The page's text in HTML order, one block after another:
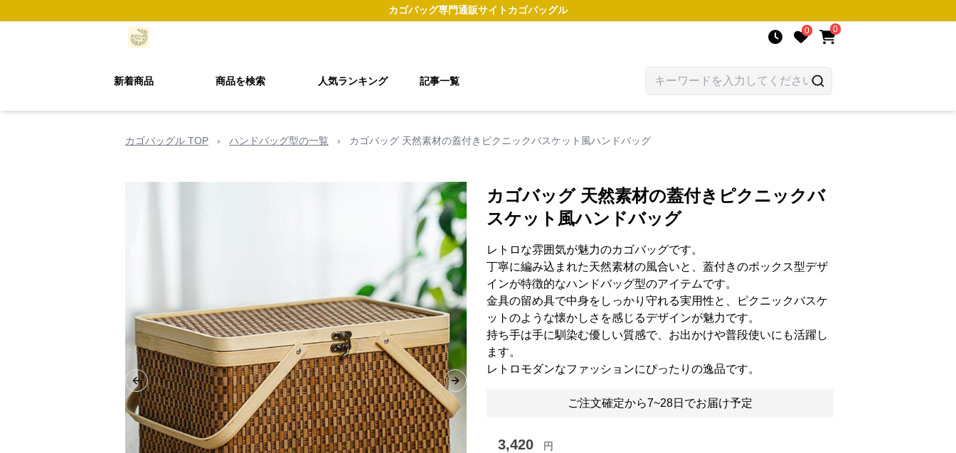
カゴバッグ専門通販サイトカゴバッグル
0 0
新着商品 商品を検索 人気ランキング 記事一覧
カゴバッグル TOP › ハンドバッグ型の一覧 › カゴバッグ 天然素材の蓋付きピクニックバスケット風ハンドバッグ
Previous slide Next slide
カゴバッグ 天然素材の蓋付きピクニックバ
スケット風ハンドバッグ
レトロな雰囲気が魅力のカゴバッグです。
丁寧に編み込まれた天然素材の風合いと、蓋付きのボックス型デザ
インが特徴的なハンドバッグ型のアイテムです。
金具の留め具で中身をしっかり守れる実用性と、ピクニックバスケ
ットのような懐かしさを感じるデザインが魅力です。
持ち手は手に馴染む優しい質感で、お出かけや普段使いにも活躍し
ます。
レトロモダンなファッションにぴったりの逸品です。
ご注文確定から7~28日でお届け予定
3,420 円